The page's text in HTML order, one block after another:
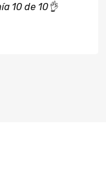
10 de 10👌